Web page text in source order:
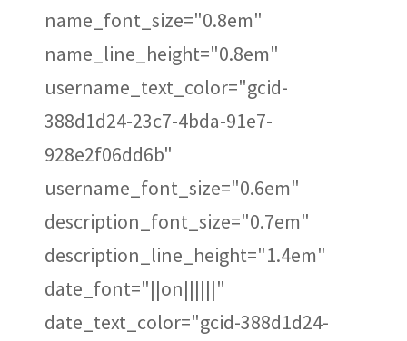
name_font_size="0.8em"
name_line_height="0.8em"
username_text_color="gcid-
388d1d24-23c7-4bda-91e7-
928e2f06dd6b"
username_font_size="0.6em"
description_font_size="0.7em"
description_line_height="1.4em"
date_font="||on||||||"
date_text_color="gcid-388d1d24-